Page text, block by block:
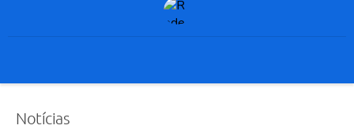
Notícias